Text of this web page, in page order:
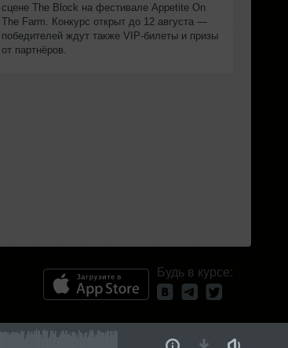
сцене The Block на фестивале Appetite On
The Farm. Конкурс открыт до 12 августа —
победителей ждут также VIP‑билеты и призы
от партнёров.
Будь в курсе: